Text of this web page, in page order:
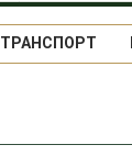
ТРАНСПОРТ